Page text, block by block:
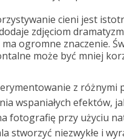
cieni jest
zdjęciom
ogromne znaczenie.
może być mniej
z różnymi
wspaniałych efektów,
fotografię przy użyciu
stworzyć niezwykłe i